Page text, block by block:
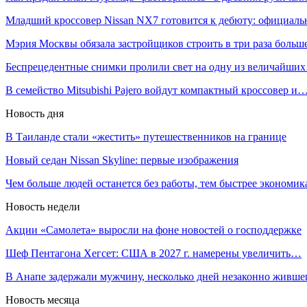
Младший кроссовер Nissan NX7 готовится к дебюту:
Мэрия Москвы обязала застройщиков строить в три раза
Беспрецедентные снимки пролили свет на одну из
В семейство Mitsubishi Pajero войдут компактный кроссовер и…
Новость дня
В Таиланде стали «жестить» путешественников на границе
Новый седан Nissan Skyline: первые изображения
Чем больше людей останется без работы, тем быстрее
Новость недели
Акции «Самолета» выросли на фоне новостей о господдержке
Шеф Пентагона Хегсет: США в 2027 г. намерены увеличить…
В Анапе задержали мужчину, несколько дней незаконно
Новость месяца